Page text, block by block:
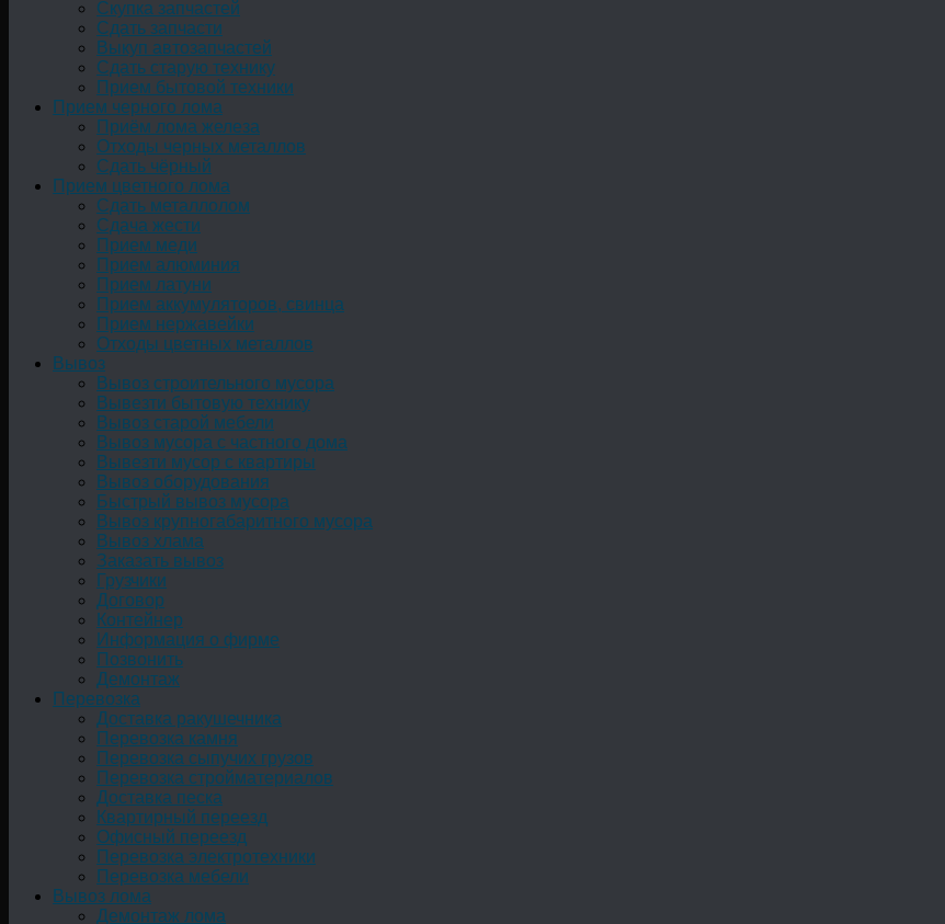
Скупка запчастей
Сдать запчасти
Выкуп автозапчастей
Сдать старую технику
Прием бытовой техники
Прием черного лома
Приём лома железа
Отходы черных металлов
Сдать чёрный
Прием цветного лома
Сдать металлолом
Сдача жести
Прием меди
Прием алюминия
Прием латуни
Прием аккумуляторов, свинца
Прием нержавейки
Отходы цветных металлов
Вывоз
Вывоз строительного мусора
Вывезти бытовую технику
Вывоз старой мебели
Вывоз мусора с частного дома
Вывезти мусор с квартиры
Вывоз оборудования
Быстрый вывоз мусора
Вывоз крупногабаритного мусора
Вывоз хлама
Заказать вывоз
Грузчики
Договор
Контейнер
Информация о фирме
Позвонить
Демонтаж
Перевозка
Доставка ракушечника
Перевозка камня
Перевозка сыпучих грузов
Перевозка стройматериалов
Доставка песка
Квартирный переезд
Офисный переезд
Перевозка электротехники
Перевозка мебели
Вывоз лома
Демонтаж лома